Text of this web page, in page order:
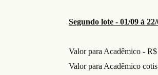
Segundo lote - 01/09 à
Valor para Acadêmico -
Valor para Acadêmico